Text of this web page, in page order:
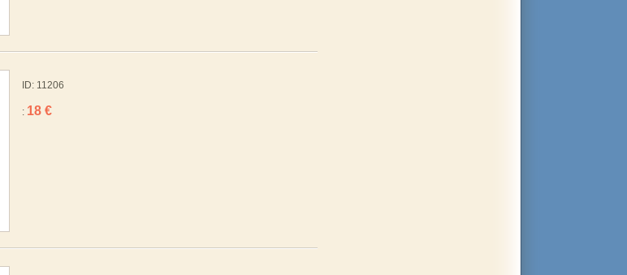
ID: 11206
: 18 €